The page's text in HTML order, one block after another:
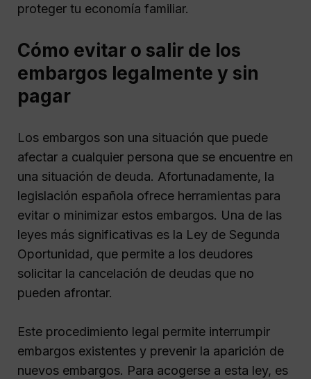
proteger tu economía familiar.
Cómo evitar o salir de los
embargos legalmente y sin
pagar
Los embargos son una situación que puede
afectar a cualquier persona que se encuentre en
una situación de deuda. Afortunadamente, la
legislación española ofrece herramientas para
evitar o minimizar estos embargos. Una de las
leyes más significativas es la Ley de Segunda
Oportunidad, que permite a los deudores
solicitar la cancelación de deudas que no
pueden afrontar.
Este procedimiento legal permite interrumpir
embargos existentes y prevenir la aparición de
nuevos embargos. Para acogerse a esta ley, es